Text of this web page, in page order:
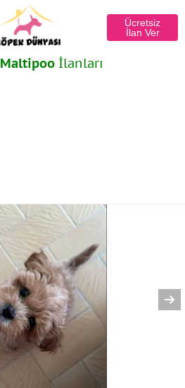
Ücretsiz
İlan Ver
Maltipooİlanları